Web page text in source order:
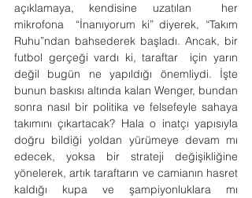
açıklamaya, kendisine uzatılan  her
mikrofona  “İnanıyorum ki” diyerek, “Takım
Ruhu”ndan bahsederek başladı. Ancak, bir
futbol gerçeği vardı ki, taraftar  için yarın
değil bugün ne yapıldığı önemliydi. İşte
bunun baskısı altında kalan Wenger, bundan
sonra nasıl bir politika ve felsefeyle sahaya
takımını çıkartacak? Hala o inatçı yapısıyla
doğru bildiği yoldan yürümeye devam mı
edecek, yoksa bir strateji değişikliğine
yönelerek, artık taraftarın ve camianın hasret
kaldığı kupa ve şampiyonluklara mı